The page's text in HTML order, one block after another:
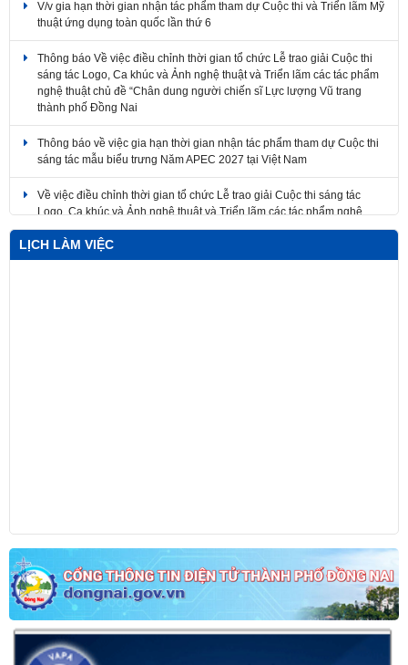
thuật ứng dụng toàn quốc lần thứ 6
Thông báo Về việc điều chỉnh thời gian tổ chức Lễ trao giải Cuộc thi
sáng tác Logo, Ca khúc và Ảnh nghệ thuật và Triển lãm các tác phẩm
nghệ thuật chủ đề “Chân dung người chiến sĩ Lực lượng Vũ trang
thành phố Đồng Nai
Thông báo về việc gia hạn thời gian nhận tác phẩm tham dự Cuộc thi
sáng tác mẫu biểu trưng Năm APEC 2027 tại Việt Nam
Về việc điều chỉnh thời gian tổ chức Lễ trao giải Cuộc thi sáng tác
Logo, Ca khúc và Ảnh nghệ thuật và Triển lãm các tác phẩm nghệ
thuật
LỊCH LÀM VIỆC